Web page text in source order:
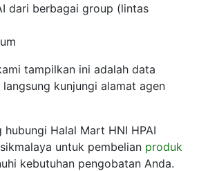
dari berbagai group (lintas
tampilkan ini adalah data
kunjungi alamat agen
hubungi Halal Mart HNI HPAI
untuk pembelian produk
kebutuhan pengobatan Anda.